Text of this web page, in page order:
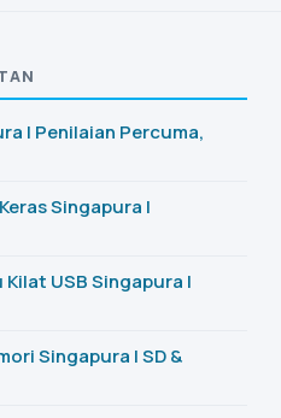
| Penilaian Percuma,
Singapura |
USB Singapura |
Singapura | SD &